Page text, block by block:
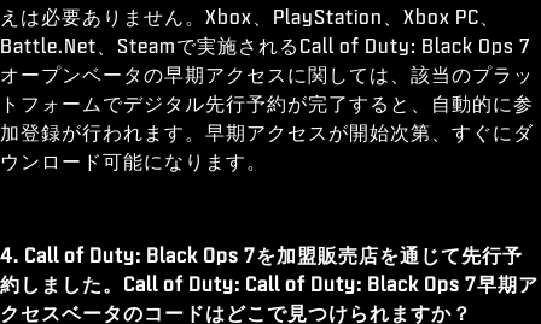
えは必要ありません。Xbox、PlayStation、Xbox PC、
Battle.Net、Steamで実施されるCall of Duty: Black Ops 7
オープンベータの早期アクセスに関しては、該当のプラッ
トフォームでデジタル先行予約が完了すると、自動的に参
加登録が行われます。早期アクセスが開始次第、すぐにダ
ウンロード可能になります。
4. Call of Duty: Black Ops 7を加盟販売店を通じて先行予
約しました。Call of Duty: Call of Duty: Black Ops 7早期ア
クセスベータのコードはどこで見つけられますか？